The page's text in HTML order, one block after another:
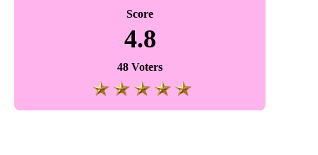
Score
4.8
48 Voters